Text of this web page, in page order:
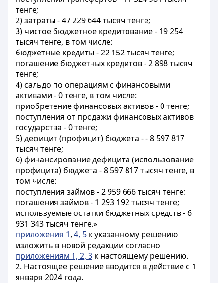
тенге;
2) затраты - 47 229 644 тысяч тенге;
3) чистое бюджетное кредитование - 19 254
тысяч тенге, в том числе:
бюджетные кредиты - 22 152 тысяч тенге;
погашение бюджетных кредитов - 2 898 тысяч
тенге;
4) сальдо по операциям с финансовыми
активами - 0 тенге, в том числе:
приобретение финансовых активов - 0 тенге;
поступления от продажи финансовых активов
государства - 0 тенге;
5) дефицит (профицит) бюджета - - 8 597 817
тысяч тенге;
6) финансирование дефицита (использование
профицита) бюджета - 8 597 817 тысяч тенге, в
том числе:
поступления займов - 2 959 666 тысяч тенге;
погашения займов - 1 293 192 тысяч тенге;
используемые остатки бюджетных средств - 6
931 343 тысяч тенге.»
приложения 1, 4, 5 к указанному решению
изложить в новой редакции согласно
приложениям 1, 2, 3 к настоящему решению.
2. Настоящее решение вводится в действие с 1
января 2024 года.